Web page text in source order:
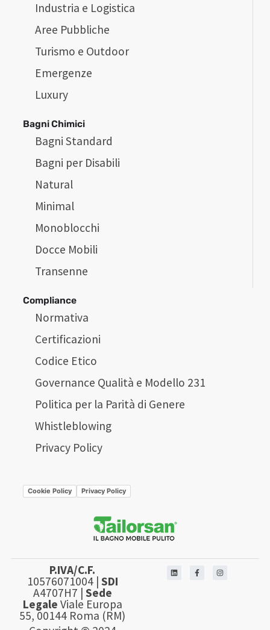
Industria e Logistica
Aree Pubbliche
Turismo e Outdoor
Emergenze
Luxury
Bagni Chimici
Bagni Standard
Bagni per Disabili
Natural
Minimal
Monoblocchi
Docce Mobili
Transenne
Compliance
Normativa
Certificazioni
Codice Etico
Governance Qualità e Modello 231
Politica per la Parità di Genere
Whistleblowing
Privacy Policy
Cookie Policy Privacy Policy
P.IVA/C.F.
10576071004 | SDI
A4707H7 | Sede
Legale Viale Europa
55, 00144 Roma (RM)